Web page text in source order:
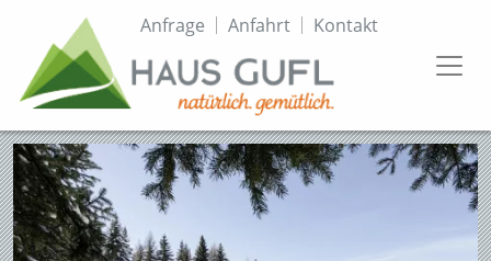
Direkt
Inhalt
TopmenüAnfrage Anfahrt Kontakt